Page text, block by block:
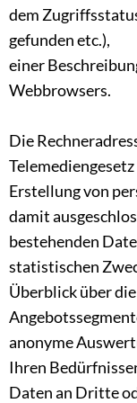
dem
gefunden etc.),
einer
Webbrowsers.
Die
Erstellung von
damit
bestehenden
statistischen
Überblick über
anonyme
Ihren
Daten an Dritte